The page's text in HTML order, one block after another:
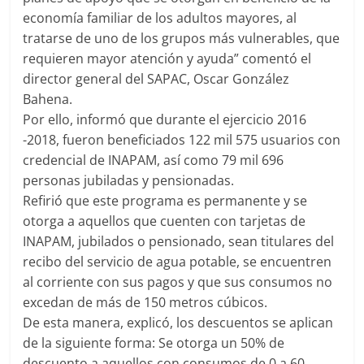
economía familiar de los adultos mayores, al
tratarse de uno de los grupos más vulnerables, que
requieren mayor atención y ayuda” comentó el
director general del SAPAC, Oscar González
Bahena.
Por ello, informó que durante el ejercicio 2016
-2018, fueron beneficiados 122 mil 575 usuarios con
credencial de INAPAM, así como 79 mil 696
personas jubiladas y pensionadas.
Refirió que este programa es permanente y se
otorga a aquellos que cuenten con tarjetas de
INAPAM, jubilados o pensionado, sean titulares del
recibo del servicio de agua potable, se encuentren
al corriente con sus pagos y que sus consumos no
excedan de más de 150 metros cúbicos.
De esta manera, explicó, los descuentos se aplican
de la siguiente forma: Se otorga un 50% de